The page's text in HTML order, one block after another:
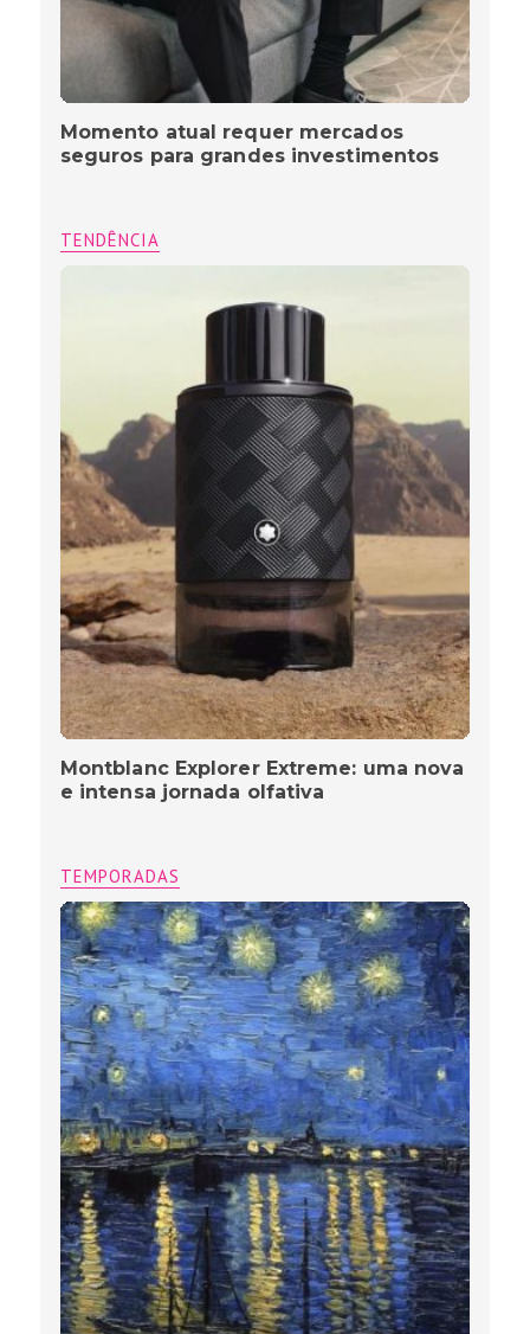
Momento atual requer mercados
seguros para grandes investimentos
TENDÊNCIA
Montblanc Explorer Extreme: uma nova
e intensa jornada olfativa
TEMPORADAS